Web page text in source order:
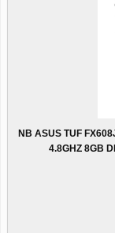
NB ASUS TUF
4.8GHZ 8GB